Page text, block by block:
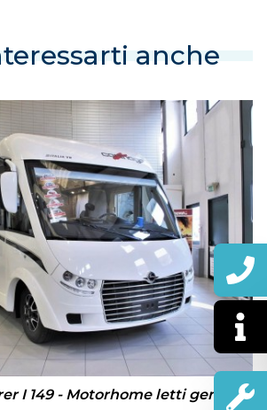
anche
I 149 - Motorhome letti gemelli